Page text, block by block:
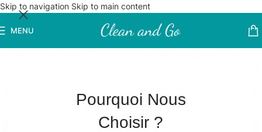
Pourquoi Nous
Choisir ?
Skip to navigation Skip to main content
MENU